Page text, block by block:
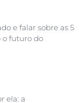
e falar sobre as 5
o futuro do
ela: a